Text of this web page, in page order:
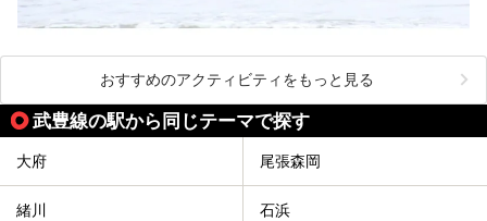
おすすめのアクティビティをもっと見る
武豊線の駅から同じテーマで探す
大府 尾張森岡
緒川 石浜